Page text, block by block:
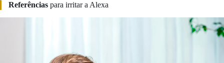
Referências para irritar a Alexa